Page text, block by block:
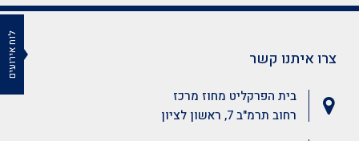
צרו איתנו קשר
בית הפרקליט מחוז מרכז
רחוב תרמ"ב 7, ראשון לציון
לוח אירועים